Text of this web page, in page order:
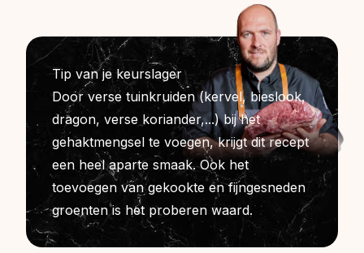
Tip van je keurslager
Door verse tuinkruiden (kervel, bieslook,
dragon, verse koriander,...) bij het
gehaktmengsel te voegen, krijgt dit recept
een heel aparte smaak. Ook het
toevoegen van gekookte en fijngesneden
groenten is het proberen waard.